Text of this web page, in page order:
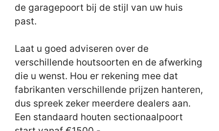
de garagepoort bij de stijl van uw huis
past.
Laat u goed adviseren over de
verschillende houtsoorten en de afwerking
die u wenst. Hou er rekening mee dat
fabrikanten verschillende prijzen hanteren,
dus spreek zeker meerdere dealers aan.
Een standaard houten sectionaalpoort